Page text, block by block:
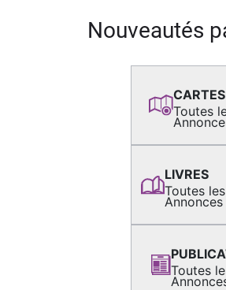
Nouveautés
CARTES
Toutes
LIVRES
Toutes
Toutes